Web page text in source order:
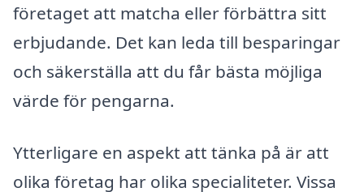
företaget att matcha eller förbättra sitt
erbjudande. Det kan leda till besparingar
och säkerställa att du får bästa möjliga
värde för pengarna.
Ytterligare en aspekt att tänka på är att
olika företag har olika specialiteter. Vissa